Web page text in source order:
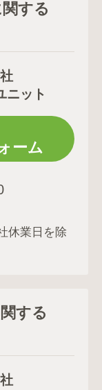
する
ニット
ーム
休業日を除
する